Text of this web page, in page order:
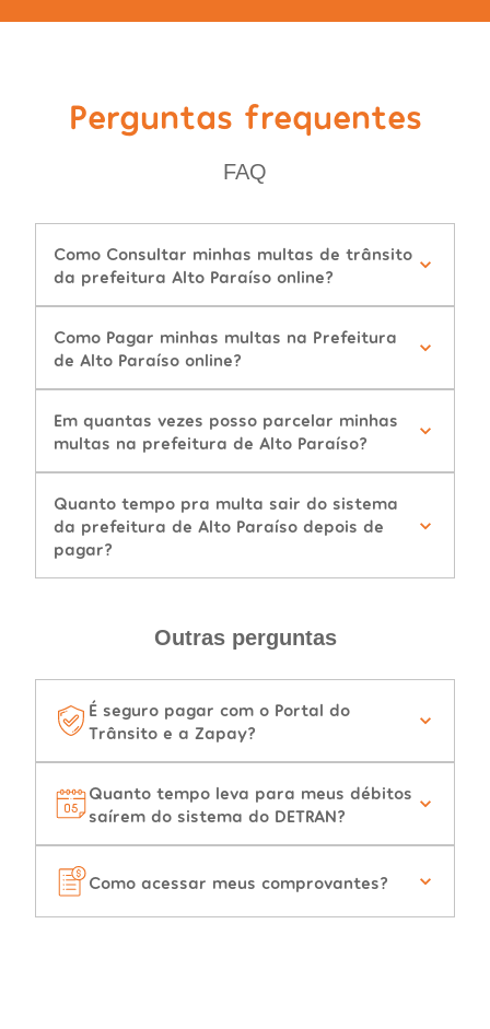
Perguntas frequentes
FAQ
Como Consultar minhas multas de trânsito
da prefeitura Alto Paraíso online?
Como Pagar minhas multas na Prefeitura
de Alto Paraíso online?
Em quantas vezes posso parcelar minhas
multas na prefeitura de Alto Paraíso?
Quanto tempo pra multa sair do sistema
da prefeitura de Alto Paraíso depois de
pagar?
Outras perguntas
É seguro pagar com o Portal do
Trânsito e a Zapay?
Quanto tempo leva para meus débitos
saírem do sistema do DETRAN?
Como acessar meus comprovantes?